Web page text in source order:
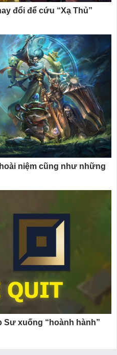
đổi để cứu “Xạ Thủ”
niệm cũng như những
Sư xuống “hoành hành”